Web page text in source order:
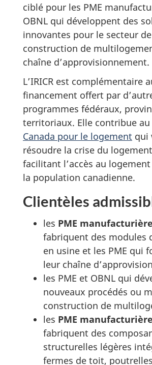
ciblé pour les PME
OBNL qui développent des
innovantes pour le secteur
construction de
chaîne d’approvisionnement.
L’IRICR est complémentaire
financement offert par
programmes fédéraux,
territoriaux. Elle contribue au
Canada pour le logement qui
résoudre la crise du
facilitant l’accès au
la population canadienne.
Clientèles
les PME
fabriquent des modules
en usine et les PME qui
leur chaîne
les PME et OBNL qui
nouveaux procédés ou
construction de
les PME
fabriquent des
structurelles légères
fermes de toit,